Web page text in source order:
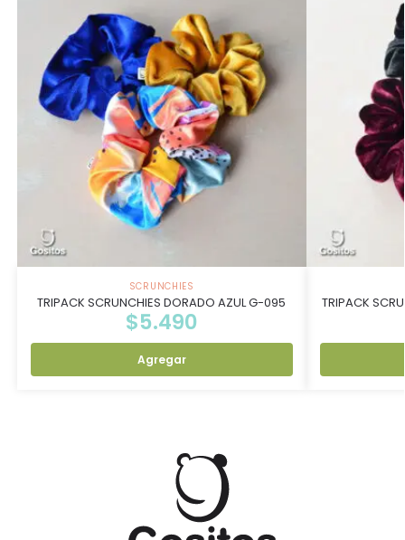
SCRUNCHIES
TRIPACK SCRUNCHIES DORADO AZUL G-095
$5.490
Agregar
TRIPACK